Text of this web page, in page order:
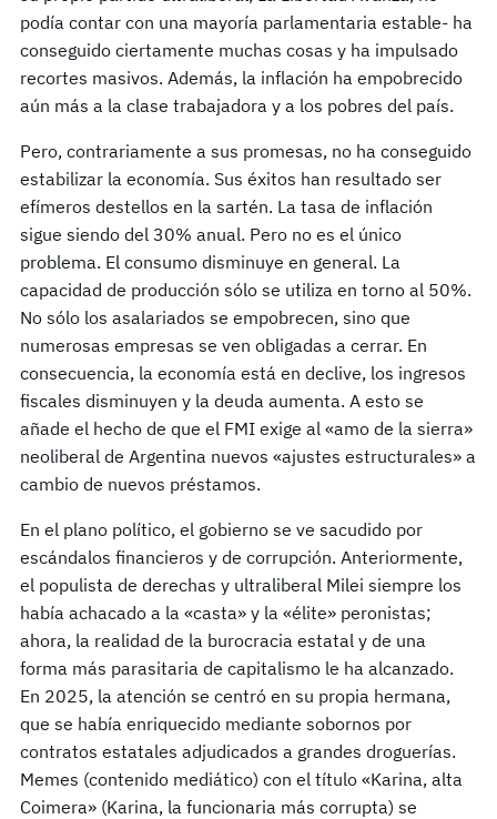
podía contar con una mayoría parlamentaria estable- ha
conseguido ciertamente muchas cosas y ha impulsado
recortes masivos. Además, la inflación ha empobrecido
aún más a la clase trabajadora y a los pobres del país.
Pero, contrariamente a sus promesas, no ha conseguido
estabilizar la economía. Sus éxitos han resultado ser
efímeros destellos en la sartén. La tasa de inflación
sigue siendo del 30% anual. Pero no es el único
problema. El consumo disminuye en general. La
capacidad de producción sólo se utiliza en torno al 50%.
No sólo los asalariados se empobrecen, sino que
numerosas empresas se ven obligadas a cerrar. En
consecuencia, la economía está en declive, los ingresos
fiscales disminuyen y la deuda aumenta. A esto se
añade el hecho de que el FMI exige al «amo de la sierra»
neoliberal de Argentina nuevos «ajustes estructurales» a
cambio de nuevos préstamos.
En el plano político, el gobierno se ve sacudido por
escándalos financieros y de corrupción. Anteriormente,
el populista de derechas y ultraliberal Milei siempre los
había achacado a la «casta» y la «élite» peronistas;
ahora, la realidad de la burocracia estatal y de una
forma más parasitaria de capitalismo le ha alcanzado.
En 2025, la atención se centró en su propia hermana,
que se había enriquecido mediante sobornos por
contratos estatales adjudicados a grandes droguerías.
Memes (contenido mediático) con el título «Karina, alta
Coimera» (Karina, la funcionaria más corrupta) se